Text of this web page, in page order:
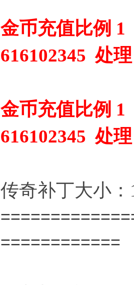
金币充值比例
616102345 处理
金币充值比例
616102345 处理
传奇补丁大小：
============